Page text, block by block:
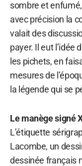
sombre et
avec précision la
valait des
payer. Il eut l’idée
les pichets, en
mesures de
la légende qui se
Le manège signé
L’étiquette
Lacombe, un
dessinée français